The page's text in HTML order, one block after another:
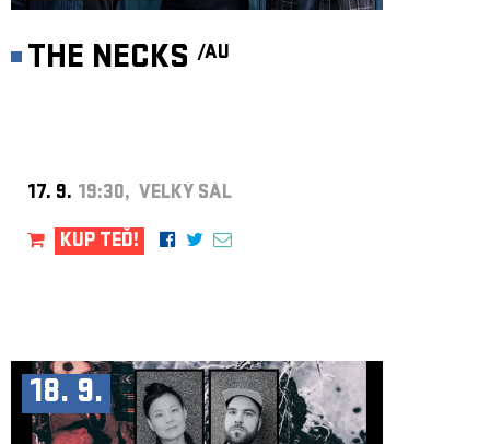
THE NECKS /AU
17. 9. 19:30, VELKÝ SÁL
KUP TEĎ!
18. 9.